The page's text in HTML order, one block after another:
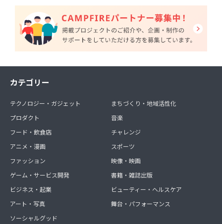
カテゴリー
テクノロジー・ガジェット
プロダクト
フード・飲食店
アニメ・漫画
ファッション
ゲーム・サービス開発
ビジネス・起業
アート・写真
ソーシャルグッド
まちづくり・地域活性化
音楽
チャレンジ
スポーツ
映像・映画
書籍・雑誌出版
ビューティー・ヘルスケア
舞台・パフォーマンス